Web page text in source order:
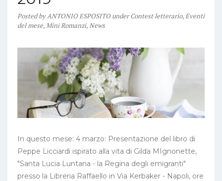
PostedbyANTONIO ESPOSITO underContest letterario, Eventi
del mese, Mini Romanzi, News
In questo mese: 4 marzo: Presentazione del libro di
Peppe Licciardi ispirato alla vita di Gilda MIgnonette,
"Santa Lucia Luntana - la Regina degli emigranti"
presso la Libreria Raffaello in Via Kerbaker - Napoli, ore